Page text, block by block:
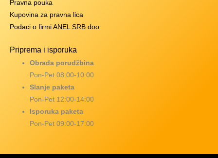
Pravna pouka
Kupovina za pravna lica
Podaci o firmi ANEL SRB doo
Priprema i isporuka
Obrada porudžbina
Pon-Pet 08:00-10:00
Slanje paketa
Pon-Pet 12:00-14:00
Isporuka paketa
Pon-Pet 09:00-17:00